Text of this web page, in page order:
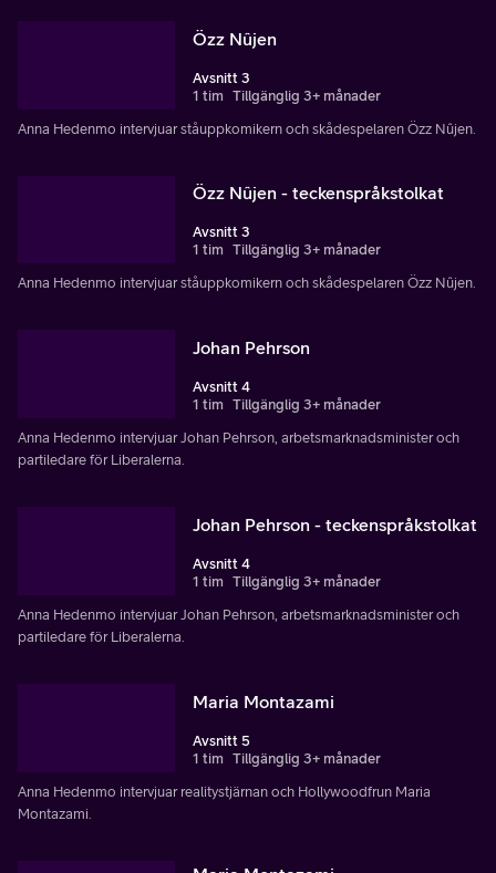
Özz Nûjen
Avsnitt 3
1 tim Tillgänglig 3+ månader
Anna Hedenmo intervjuar ståuppkomikern och skådespelaren Özz Nûjen.
Özz Nûjen - teckenspråkstolkat
Avsnitt 3
1 tim Tillgänglig 3+ månader
Anna Hedenmo intervjuar ståuppkomikern och skådespelaren Özz Nûjen.
Johan Pehrson
Avsnitt 4
1 tim Tillgänglig 3+ månader
Anna Hedenmo intervjuar Johan Pehrson, arbetsmarknadsminister och
partiledare för Liberalerna.
Johan Pehrson - teckenspråkstolkat
Avsnitt 4
1 tim Tillgänglig 3+ månader
Anna Hedenmo intervjuar Johan Pehrson, arbetsmarknadsminister och
partiledare för Liberalerna.
Maria Montazami
Avsnitt 5
1 tim Tillgänglig 3+ månader
Anna Hedenmo intervjuar realitystjärnan och Hollywoodfrun Maria
Montazami.